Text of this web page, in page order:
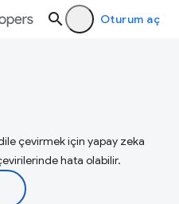
Oturum aç
çevirmek için yapay zeka
hata olabilir.